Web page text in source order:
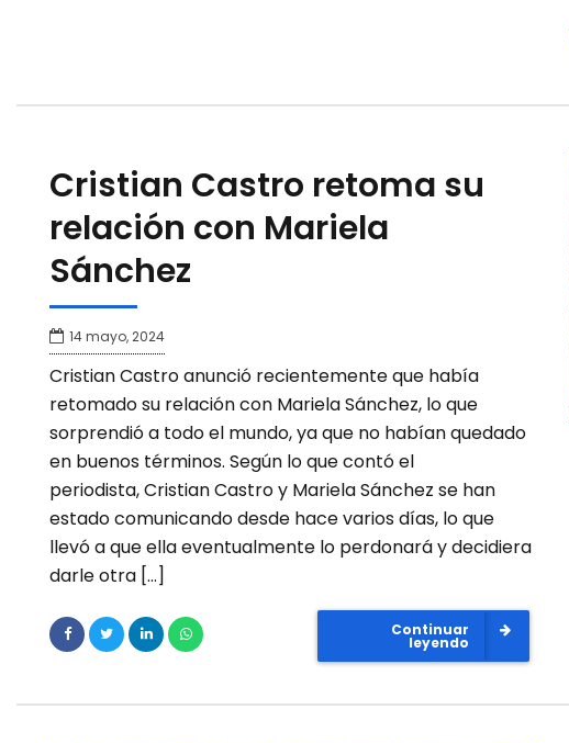
Cristian Castro retoma su
relación con Mariela
Sánchez
14 mayo, 2024
Cristian Castro anunció recientemente que había
retomado su relación con Mariela Sánchez, lo que
sorprendió a todo el mundo, ya que no habían quedado
en buenos términos. Según lo que contó el
periodista, Cristian Castro y Mariela Sánchez se han
estado comunicando desde hace varios días, lo que
llevó a que ella eventualmente lo perdonará y decidiera
darle otra […]
Continuar
leyendo